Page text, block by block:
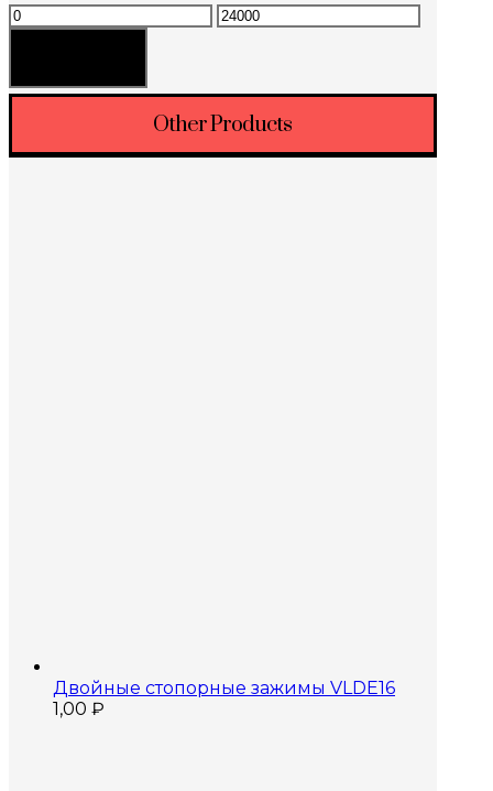
Минимальная
цена
Максимальная
Other Products
Двойные стопорные зажимы VLDE16
1,00 ₽